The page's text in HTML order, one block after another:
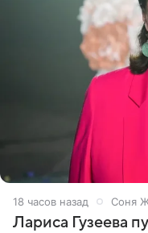
18 часов назад Соня
Лариса Гузеева